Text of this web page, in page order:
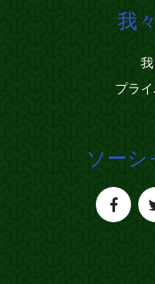
我
プラ
ソー